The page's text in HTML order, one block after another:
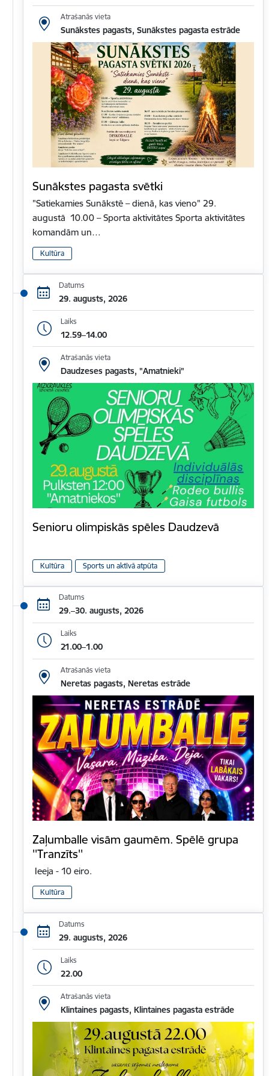
Atrašanās vieta
Sunākstes pagasts, Sunākstes pagasta estrāde
Sunākstes pagasta svētki
"Satiekamies Sunākstē – dienā, kas vieno" 29.
augustā 10.00 – Sporta aktivitātes Sporta aktivitātes
komandām un…
Kultūra
Datums
29. augusts, 2026
Laiks
12.59–14.00
Atrašanās vieta
Daudzeses pagasts, "Amatnieki"
Senioru olimpiskās spēles Daudzevā
Kultūra Sports un aktīvā atpūta
Datums
29.–30. augusts, 2026
Laiks
21.00–1.00
Atrašanās vieta
Neretas pagasts, Neretas estrāde
Zaļumballe visām gaumēm. Spēlē grupa
''Tranzīts''
Ieeja - 10 eiro.
Kultūra
Datums
29. augusts, 2026
Laiks
22.00
Atrašanās vieta
Klintaines pagasts, Klintaines pagasta estrāde